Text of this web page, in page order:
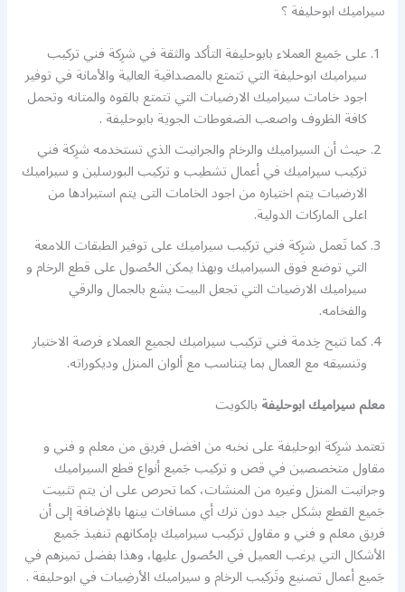
سيراميك ابوحليفة ؟
على جَميع العملاء بابوحليفة التأكد والثقة في شرِكة فني تركيب
سيراميك ابوحليفة التي تتمتع بالمصداقية العالية والأمانة في توفير
اجود خامات سيراميك الارضيات التي تتمتع بالقوه والمتانه وتحمل
كافة الظروف واصعب الضغوطات الجوية بابوحليفة .
حيث أن السيراميك والرخام والجرانيت الذي تستخدمه شرِكة فني
تركيب سيراميك في أعمال تشطيب و تركيب البورسلين و سيراميك
الارضيات يتم اختياره من اجود الخامات التى يتم استيرادها من
اعلى الماركات الدولية.
كما تَعمل شرِكة فني تركيب سيراميك على توفير الطبقات اللامعة
التي توضع فوق السيراميك وبهذا يمكن الحُصول على قطع الرخام و
سيراميك الارضيات التي تجعل البيت يشع بالجمال والرقي
والفخامه.
كما تتيح خِدمة فني تركيب سيراميك لجميع العملاء فرصة الاختيار
وتنسيقه مع العمال بما يتناسب مع ألوان المنزل وديكوراته.
معلم سيراميك ابوحليفةبالكويت
تعتمد شرِكة ابوحليفة على نخبه من افضل فريق من معلم و فني و
مقاول متخصصين في قص و تركيب جَميع أنواع قطع السيراميك
وجرانيت المنزل وغيره من المنشات، كما تحرص على ان يتم تثبيت
جَميع القطع بشكل جيد دون ترك أي مسافات بينها بالإضافة إلى أن
فريق معلم و فني و مقاول تركيب سيراميك بإمكانهم تنفيذ جَميع
الأشكال التي يرغب العميل في الحُصول عليها، وهذا بفضل تميزهم في
جَميع أعمال تصنيع وتَركيب الرخام و سيراميك الأرضِيات في ابوحليفة .